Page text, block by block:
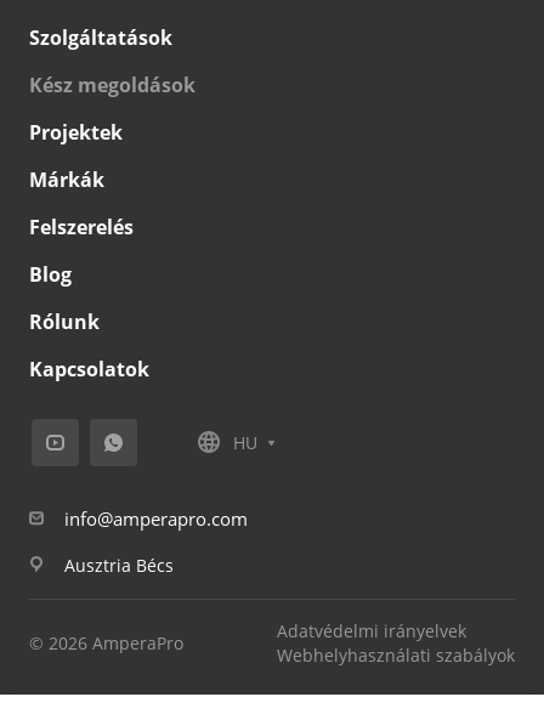
Szolgáltatások
Kész megoldások
Projektek
Márkák
Felszerelés
Blog
Rólunk
Kapcsolatok
HU
info@amperapro.com
Ausztria Bécs
© 2026 AmperaPro
Adatvédelmi irányelvek
Webhelyhasználati szabályok